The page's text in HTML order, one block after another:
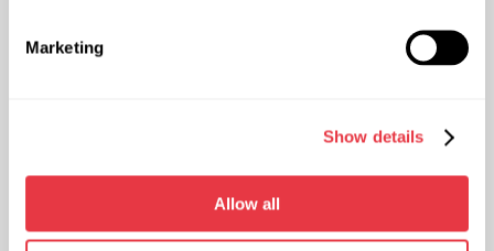
Marketing
Show details
Allow all
вул. М. Грінченка 18, 03039 м.
Представництво в Польщі
вул. Фамілійна 27, 03-197 м.
ПН-ПТ: 8:00 - 17:00 (GMT +1)
USA office